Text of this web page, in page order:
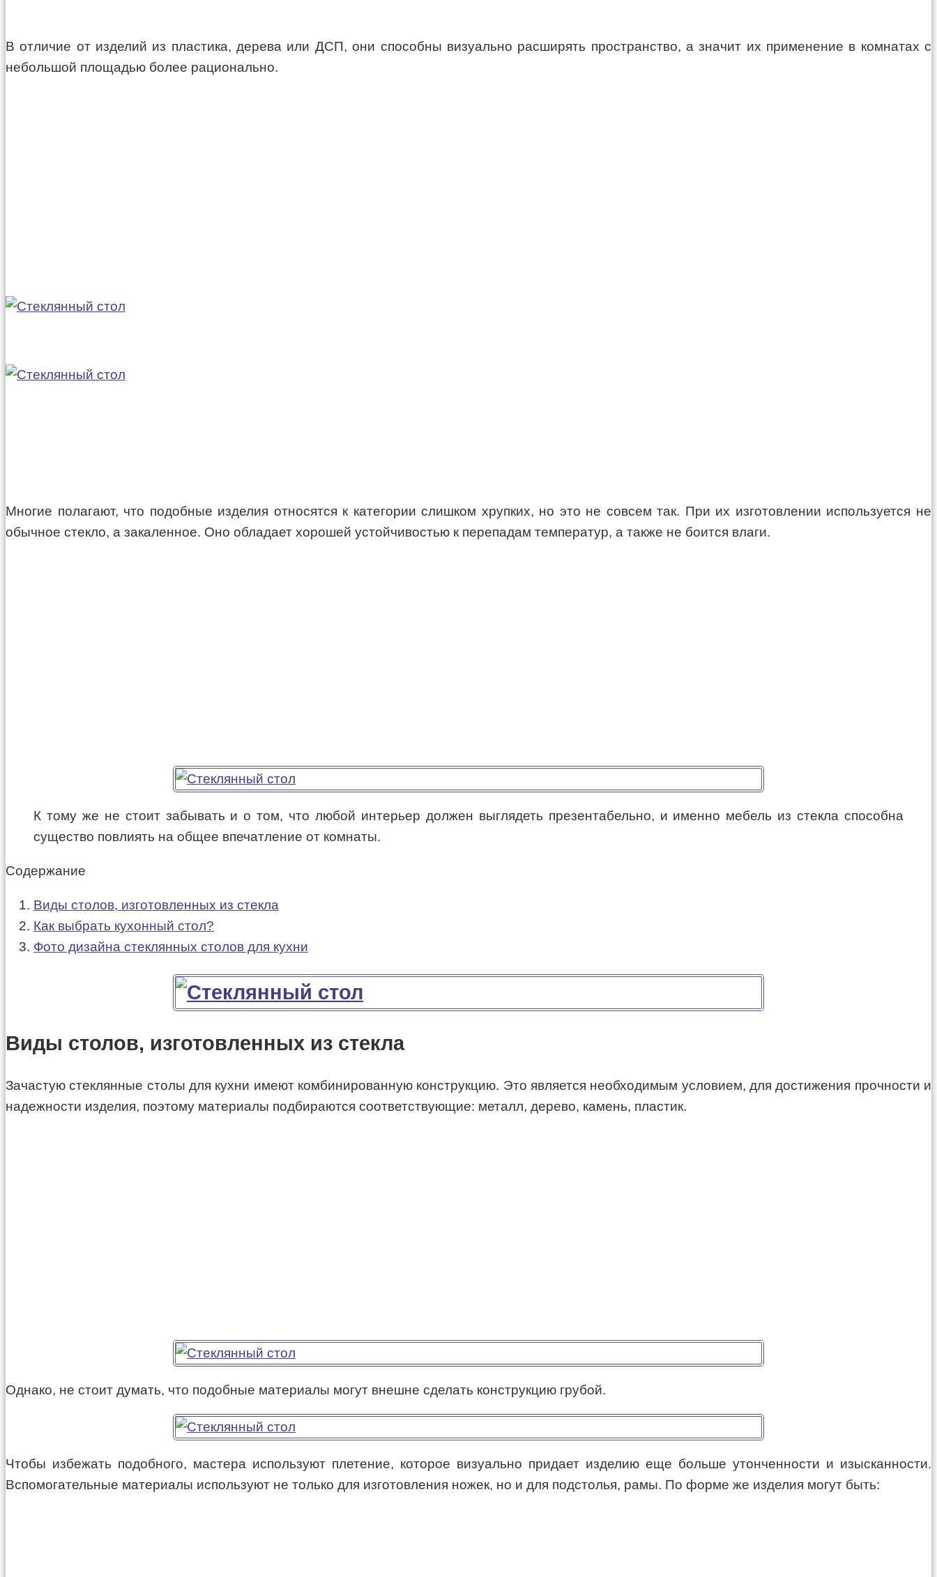
В отличие от изделий из пластика, дерева или ДСП, они способны визуально расширять пространство, а значит их применение в комнатах с
небольшой площадью более рационально.
Многие полагают, что подобные изделия относятся к категории слишком хрупких, но это не совсем так. При их изготовлении используется не
обычное стекло, а закаленное. Оно обладает хорошей устойчивостью к перепадам температур, а также не боится влаги.
К тому же не стоит забывать и о том, что любой интерьер должен выглядеть презентабельно, и именно мебель из стекла способна
существо повлиять на общее впечатление от комнаты.
Содержание
Виды столов, изготовленных из стекла
Как выбрать кухонный стол?
Фото дизайна стеклянных столов для кухни
Виды столов, изготовленных из стекла
Зачастую стеклянные столы для кухни имеют комбинированную конструкцию. Это является необходимым условием, для достижения прочности и
надежности изделия, поэтому материалы подбираются соответствующие: металл, дерево, камень, пластик.
Однако, не стоит думать, что подобные материалы могут внешне сделать конструкцию грубой.
Чтобы избежать подобного, мастера используют плетение, которое визуально придает изделию еще больше утонченности и изысканности.
Вспомогательные материалы используют не только для изготовления ножек, но и для подстолья, рамы. По форме же изделия могут быть: